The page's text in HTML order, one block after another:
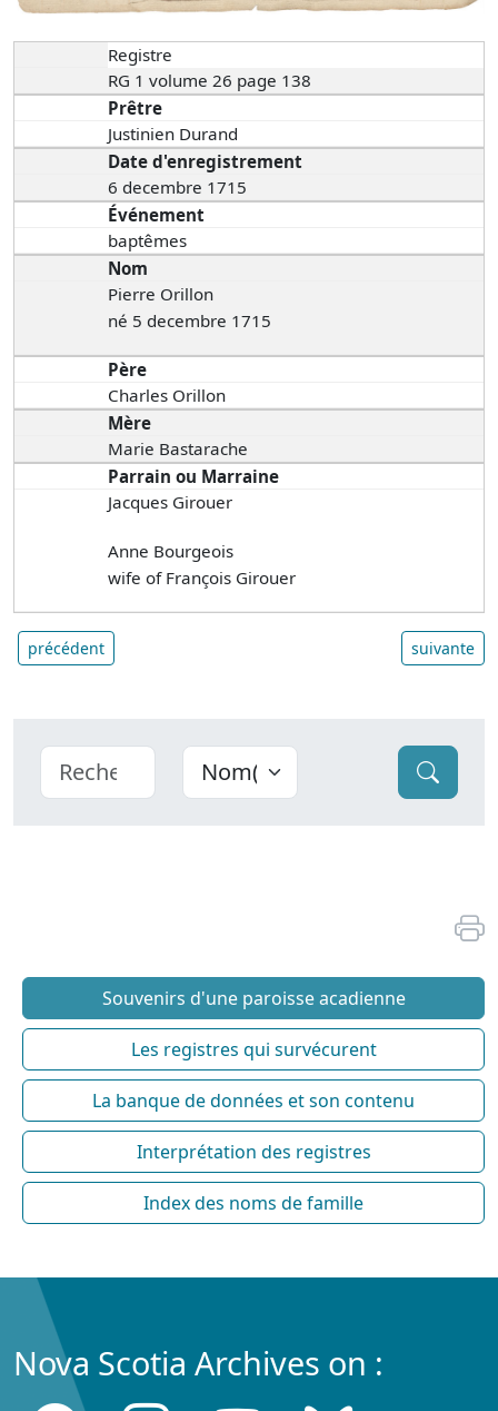
Registre
RG 1 volume 26 page 138
Prêtre
Justinien Durand
Date d'enregistrement
6 decembre 1715
Événement
baptêmes
Nom
Pierre Orillon
né 5 decembre 1715
Père
Charles Orillon
Mère
Marie Bastarache
Parrain ou Marraine
Jacques Girouer
Anne Bourgeois
wife of François Girouer
précédent suivante
Souvenirs d'une paroisse acadienne
Les registres qui survécurent
La banque de données et son contenu
Interprétation des registres
Index des noms de famille
Nova Scotia Archives on :